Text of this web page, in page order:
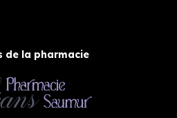
de la pharmacie